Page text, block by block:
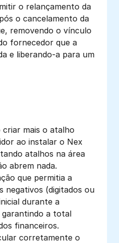
o relançamento da
o cancelamento da
removendo o vínculo
fornecedor que a
e liberando-a para um
mais o atalho
ao instalar o Nex
atalhos na área
abrem nada.
que permitia a
negativos (digitados ou
durante a
a total
financeiros.
corretamente o